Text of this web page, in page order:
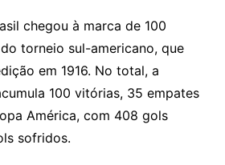
chegou à marca de 100
torneio sul-americano, que
em 1916. No total, a
100 vitórias, 35 empates
América, com 408 gols
sofridos.